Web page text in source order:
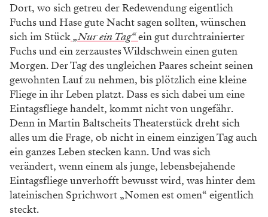
Dort, wo sich getreu der Redewendung eigentlich
Fuchs und Hase gute Nacht ­sagen sollten, wünschen
sich im Stück„Nur ein Tag“ein gut durchtrainierter
Fuchs und ein zerzaustes Wildschwein einen guten
Morgen.Der Tag des ungleichen Paares scheint seinen
gewohnten Lauf zu nehmen, bis plötzlich eine kleine
Fliege in ihr Leben platzt. Dass es sich dabei um eine
Eintagsfliege handelt, kommt nicht von ungefähr.
Denn in Martin Baltscheits Theaterstück dreht sich
alles um die Frage, ob nicht in einem einzigen Tag auch
ein ganzes Leben stecken kann. Und was sich
verändert, wenn einem als junge, lebens­bejahende
Eintagsfliege unverhofft bewusst wird, was hinter dem
lateinischen Sprichwort „Nomen est omen“ eigentlich
steckt.